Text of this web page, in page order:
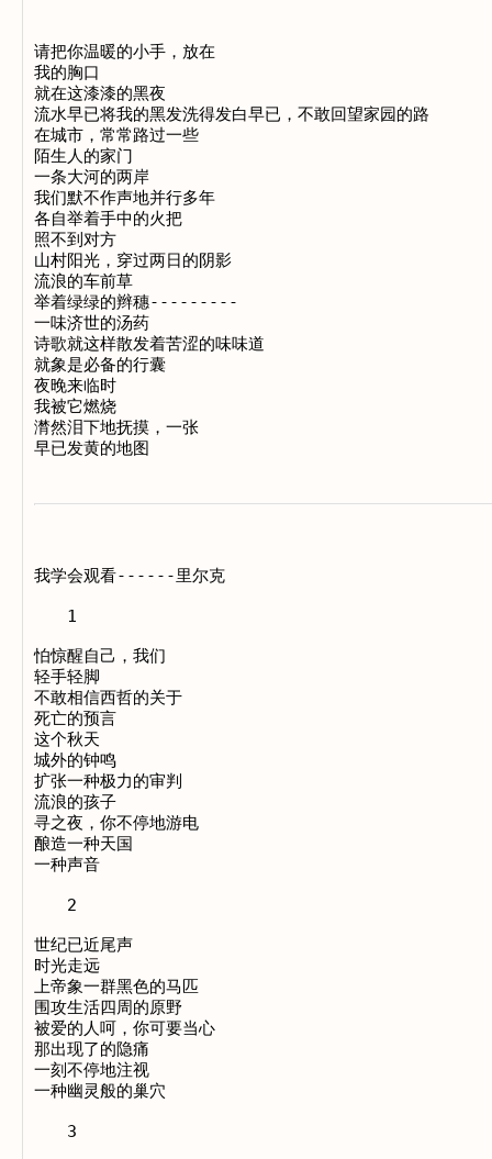
请把你温暖的小手，放在
我的胸口
就在这漆漆的黑夜
流水早已将我的黑发洗得发白早已，不敢回望家园的路
在城市，常常路过一些
陌生人的家门
一条大河的两岸
我们默不作声地并行多年
各自举着手中的火把
照不到对方
山村阳光，穿过两日的阴影
流浪的车前草
举着绿绿的辫穗---------
一味济世的汤药
诗歌就这样散发着苦涩的味味道
就象是必备的行囊
夜晚来临时
我被它燃烧
潸然泪下地抚摸，一张
我学会观看------里尔克
1
怕惊醒自己，我们
轻手轻脚
不敢相信西哲的关于
死亡的预言
这个秋天
城外的钟鸣
扩张一种极力的审判
流浪的孩子
寻之夜，你不停地游电
酿造一种天国
一种声音
2
世纪已近尾声
时光走远
上帝象一群黑色的马匹
围攻生活四周的原野
被爱的人呵，你可要当心
那出现了的隐痛
一刻不停地注视
一种幽灵般的巢穴
3